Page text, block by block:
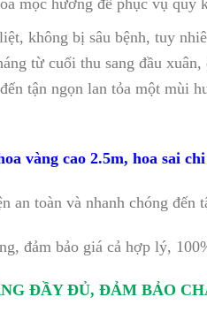
không bị sâu bệnh, tuy
từ cuối thu sang đầu
tận ngọn lan tỏa một mùi
vàng cao 2.5m, hoa sai
toàn và nhanh chóng đến
đảm bảo giá cả hợp lý,
ĐẦY ĐỦ, ĐẢM BẢO